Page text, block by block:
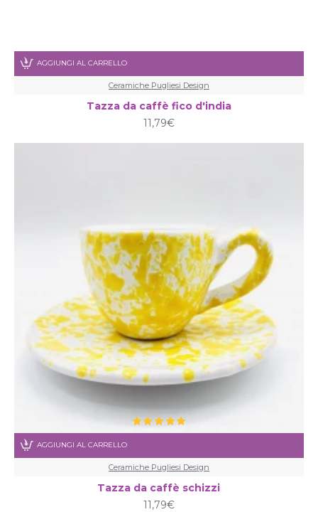
Ceramiche Pugliesi Design
Tazza da caffè fico d'india
11,79€
AGGIUNGI AL CARRELLO
Ceramiche Pugliesi Design
Tazza da caffè schizzi
11,79€
AGGIUNGI AL CARRELLO